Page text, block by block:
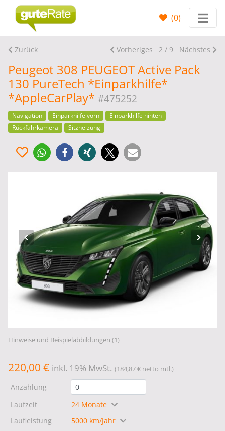
(0)
Zurück Vorheriges 2 / 9 Nächstes
Peugeot 308 PEUGEOT Active Pack
130 PureTech *Einparkhilfe*
*AppleCarPlay* #475252
Navigation Einparkhilfe vorn
Einparkhilfe hinten
Rückfahrkamera
Sitzheizung
Hinweise und Beispielabbildungen (1)
220,00 € inkl. 19% MwSt. (184,87 € netto mtl.)
Anzahlung
Laufzeit
24 Monate
Laufleistung
5000 km/Jahr